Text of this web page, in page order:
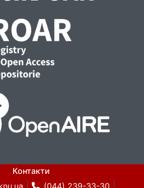
Контакти
(044) 239-33-30